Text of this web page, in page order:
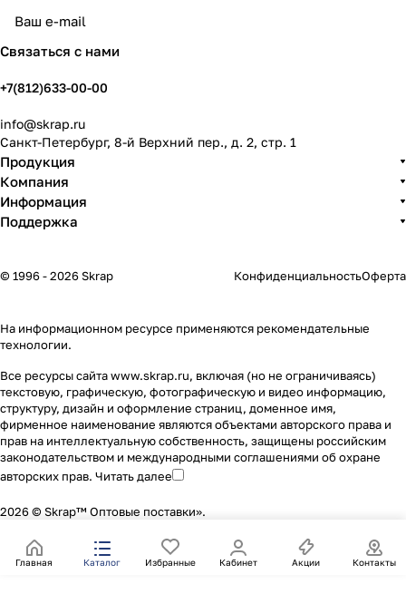
Связаться с нами
+7(812)633-00-00
info@skrap.ru
Санкт-Петербург, 8-й Верхний пер., д. 2, стр. 1
Продукция
Компания
Информация
Поддержка
© 1996 - 2026 Skrap КонфиденциальностьОферта
На информационном ресурсе применяются рекомендательные
технологии.
Все ресурсы сайта www.skrap.ru, включая (но не ограничиваясь)
текстовую, графическую, фотографическую и видео информацию,
структуру, дизайн и оформление страниц, доменное имя,
фирменное наименование являются объектами авторского права и
прав на интеллектуальную собственность, защищены российским
законодательством и международными соглашениями об охране
авторских прав. Читать далее
2026 © Skrap™ Оптовые поставки».
Главная Каталог Избранные Кабинет Акции Контакты